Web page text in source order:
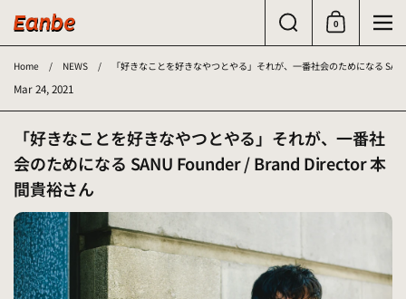
ショッピングカ
0 メ
Home / NEWS / 「好きなことを好きなやつとやる」それが、一番社会のためになる
Mar 24, 2021
「好きなことを好きなやつとやる」それが、一番社
会のためになる SANU Founder / Brand Director本
間貴裕さん